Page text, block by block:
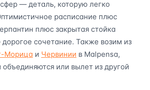
— деталь, которую легко
расписание плюс
плюс закрытая стойка
сочетание. Также возим из
Морица и Червинии в Malpensa,
или вылет из другой